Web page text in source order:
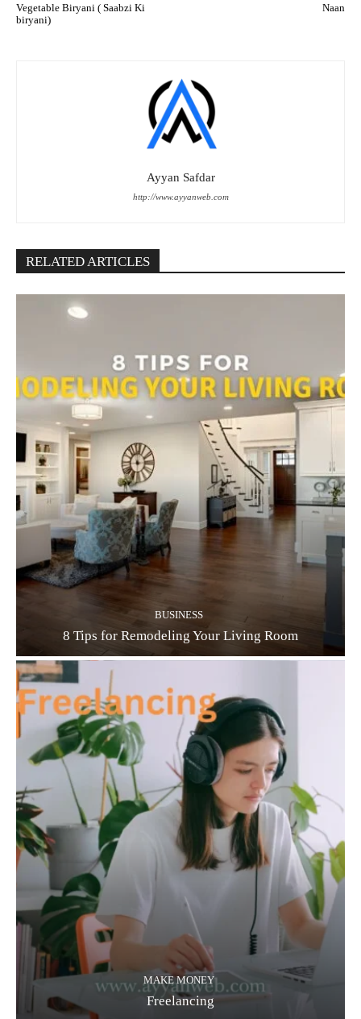
Vegetable Biryani ( Saabzi Ki
biryani)
Naan
Ayyan Safdar
http://www.ayyanweb.com
RELATED ARTICLES
BUSINESS
8 Tips for Remodeling Your Living Room
MAKE MONEY
Freelancing